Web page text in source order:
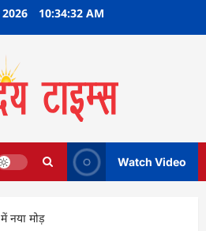
10:34:32 AM
Watch Video
नया मोड़